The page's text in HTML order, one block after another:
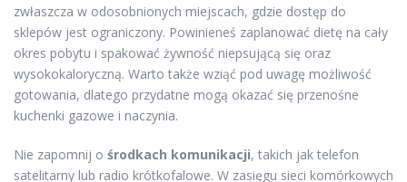
zwłaszcza w odosobnionych miejscach, gdzie dostęp do
sklepów jest ograniczony. Powinieneś zaplanować dietę na cały
okres pobytu i spakować żywność niepsującą się oraz
wysokokaloryczną. Warto także wziąć pod uwagę możliwość
gotowania, dlatego przydatne mogą okazać się przenośne
kuchenki gazowe i naczynia.
Nie zapomnij o środkach komunikacji, takich jak telefon
satelitarny lub radio krótkofalowe. W zasięgu sieci komórkowych